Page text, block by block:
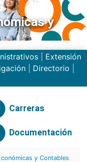
y
| Extensión
Directorio
Carreras
Documentación
y Contables